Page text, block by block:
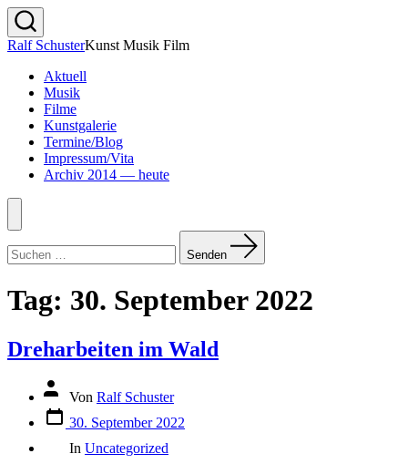
Zum
Inhalt
springen
Suche
ein-/ausblenden
Ralf SchusterKunst Musik Film
Aktuell
Musik
Filme
Kunstgalerie
Termine/Blog
Impressum/Vita
Archiv 2014 — heute
Menü
nach:
Senden
Tag: 30. September 2022
Dreharbeiten im Wald
Beitragsautor
Von Ralf Schuster
Veröffentlichungsdatum
30. September 2022
In Uncategorized